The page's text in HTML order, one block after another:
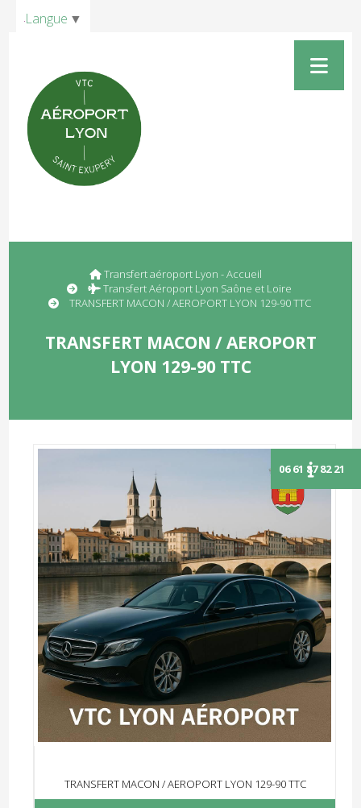
Transfert aéroport Lyon - Accueil
Transfert Aéroport Lyon Saône et Loire
TRANSFERT MACON / AEROPORT LYON 129-90 TTC
TRANSFERT MACON / AEROPORT
LYON 129-90 TTC
TRANSFERT MACON / AEROPORT LYON 129-90 TTC
Langue ▼